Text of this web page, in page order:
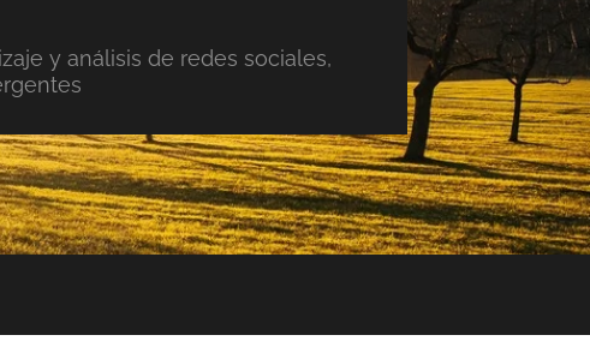
y análisis de redes sociales,